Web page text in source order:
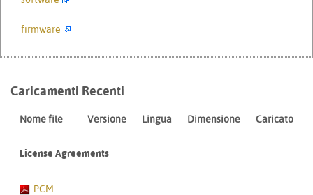
firmware
Caricamenti Recenti
Nome file Versione Lingua Dimensione Caricato
License Agreements
PCM